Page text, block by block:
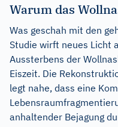
Warum das
Was geschah mit den
Studie wirft neues Licht
Aussterbens der
Eiszeit. Die
legt nahe, dass eine
anhaltender Bejagung